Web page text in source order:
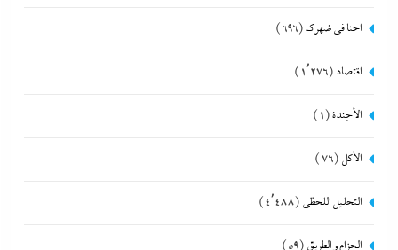
احنا في ضهرك (696)
اقتصاد (1٬276)
الأجندة(1)
الأكل (76)
التحليل اللحظي (4٬488)
الحزام و الطريق (59)